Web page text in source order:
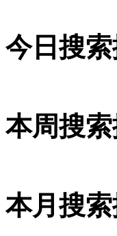
今日搜
本周搜
本月搜